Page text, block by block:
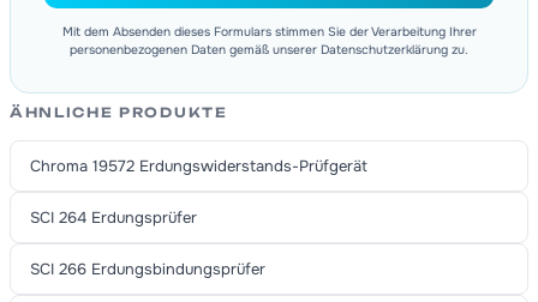
Mit dem Absenden dieses Formulars stimmen Sie der Verarbeitung Ihrer
personenbezogenen Daten gemäß unserer Datenschutzerklärung zu.
ÄHNLICHE PRODUKTE
Chroma 19572 Erdungswiderstands-Prüfgerät
SCI 264 Erdungsprüfer
SCI 266 Erdungsbindungsprüfer